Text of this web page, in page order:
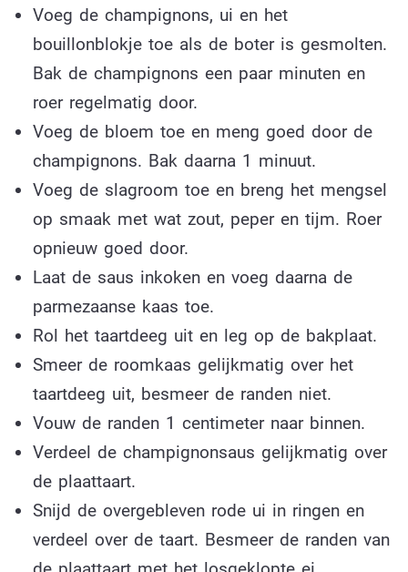
Voeg de champignons, ui en het
bouillonblokje toe als de boter is gesmolten.
Bak de champignons een paar minuten en
roer regelmatig door.
Voeg de bloem toe en meng goed door de
champignons. Bak daarna 1 minuut.
Voeg de slagroom toe en breng het mengsel
op smaak met wat zout, peper en tijm. Roer
opnieuw goed door.
Laat de saus inkoken en voeg daarna de
parmezaanse kaas toe.
Rol het taartdeeg uit en leg op de bakplaat.
Smeer de roomkaas gelijkmatig over het
taartdeeg uit, besmeer de randen niet.
Vouw de randen 1 centimeter naar binnen.
Verdeel de champignonsaus gelijkmatig over
de plaattaart.
Snijd de overgebleven rode ui in ringen en
verdeel over de taart. Besmeer de randen van